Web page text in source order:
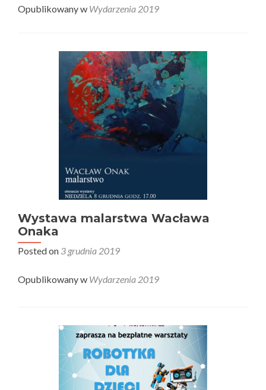
Szynwałdzie
Opublikowany w Wydarzenia 2019
Wystawa malarstwa Wacława
Onaka
Posted on 3 grudnia 2019
Opublikowany w Wydarzenia 2019